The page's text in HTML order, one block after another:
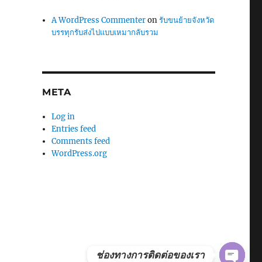
A WordPress Commenteronรับขนย้ายจังหวัด
บรรทุกรับส่งไปแบบเหมากลับรวม
META
Log in
Entries feed
Comments feed
WordPress.org
ช่องทางการติดต่อของเรา